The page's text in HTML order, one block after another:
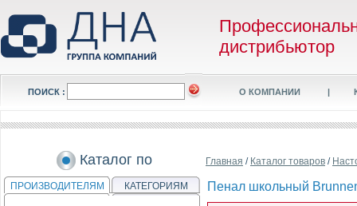
дистрибьютор
ПОИСК : О КОМПАНИИ |
Каталог по
ПРОИЗВОДИТЕЛЯМ КАТЕГОРИЯМ
Главная / Каталог товаров /
Пенал школьный